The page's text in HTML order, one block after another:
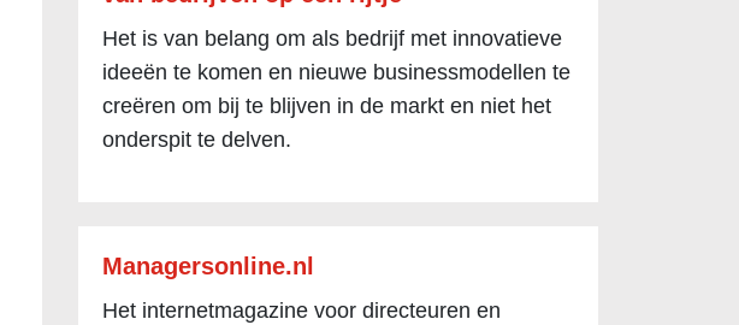
Het is van belang om als bedrijf met innovatieve
ideeën te komen en nieuwe businessmodellen te
creëren om bij te blijven in de markt en niet het
onderspit te delven.
Managersonline.nl
Het internetmagazine voor directeuren en